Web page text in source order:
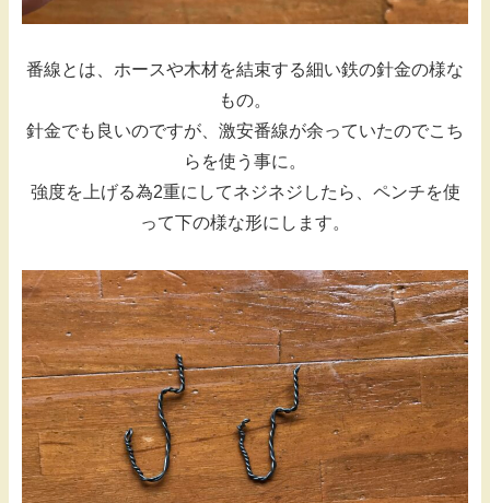
番線とは、ホースや木材を結束する細い鉄の針金の様な
もの。
針金でも良いのですが、激安番線が余っていたのでこち
らを使う事に。
強度を上げる為2重にしてネジネジしたら、ペンチを使
って下の様な形にします。